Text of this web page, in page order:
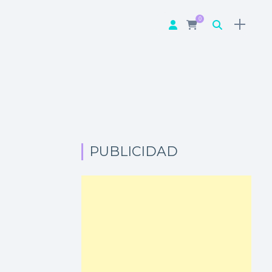
0
PUBLICIDAD